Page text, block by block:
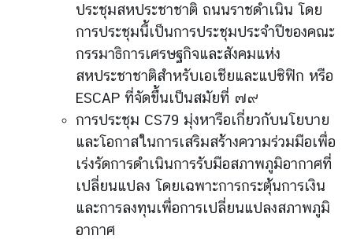
ประชุมสหประชาชาติ ถนนราชดำเนิน โดย
การประชุมนี้เป็นการประชุมประจำปีของคณะ
กรรมาธิการเศรษฐกิจและสังคมแห่ง
สหประชาชาติสำหรับเอเชียและแปซิฟิก หรือ
ESCAP ที่จัดขึ้นเป็นสมัยที่ ๗๙
การประชุม CS79 มุ่งหารือเกี่ยวกับนโยบาย
และโอกาสในการเสริมสร้างความร่วมมือเพื่อ
เร่งรัดการดำเนินการรับมือสภาพภูมิอากาศที่
เปลี่ยนแปลง โดยเฉพาะการกระตุ้นการเงิน
และการลงทุนเพื่อการเปลี่ยนแปลงสภาพภูมิ
อากาศ